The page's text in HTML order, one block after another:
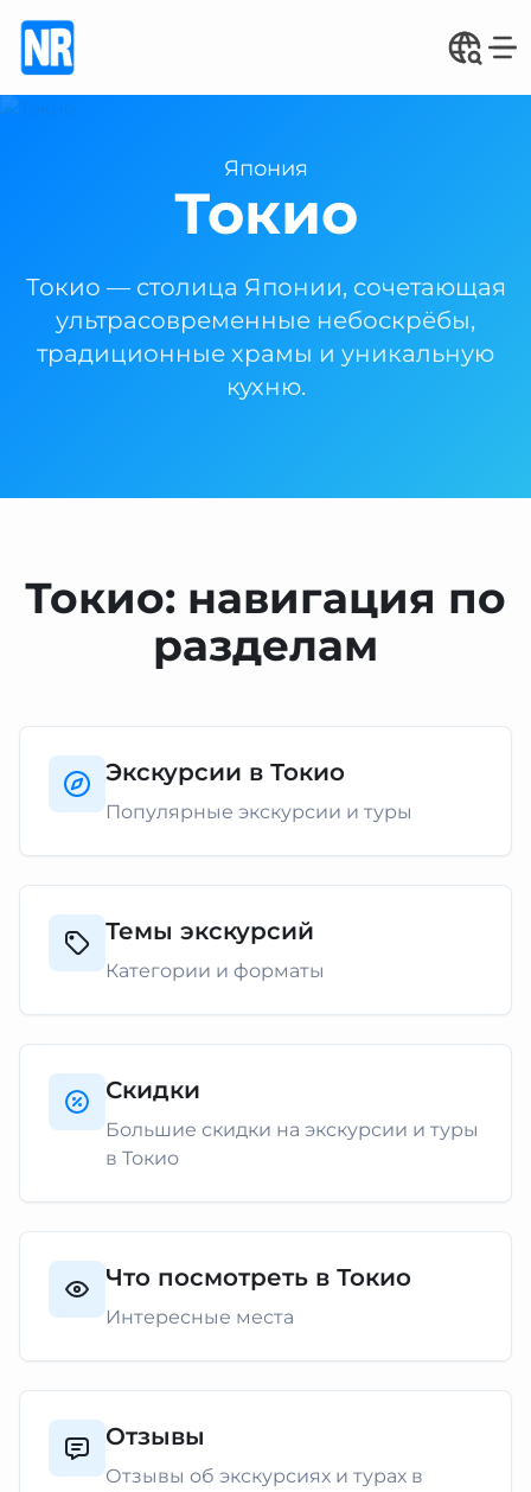
Япония
Токио
Токио — столица Японии, сочетающая
ультрасовременные небоскрёбы,
традиционные храмы и уникальную
кухню.
Токио: навигация по
разделам
Экскурсии в Токио
Популярные экскурсии и туры
Темы экскурсий
Категории и форматы
Скидки
Большие скидки на экскурсии и туры
в Токио
Что посмотреть в Токио
Интересные места
Отзывы
Отзывы об экскурсиях и турах в